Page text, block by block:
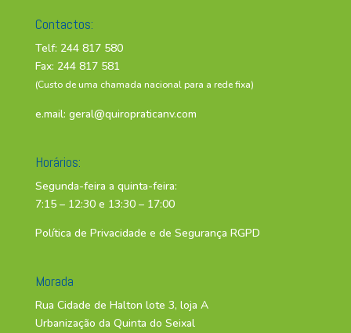
Contactos:
Telf: 244 817 580
Fax: 244 817 581
(Custo de uma chamada nacional para a rede fixa)
e.mail: geral@quiropraticanv.com
Horários:
Segunda-feira a quinta-feira:
7:15 – 12:30 e 13:30 – 17:00
Política de Privacidade e de Segurança RGPD
Morada
Rua Cidade de Halton lote 3, loja A
Urbanização da Quinta do Seixal